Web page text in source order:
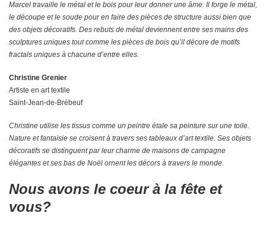
Marcel travaille le métal et le bois pour leur donner une âme. Il forge le métal,
le découpe et le soude pour en faire des pièces de structure aussi bien que
des objets décoratifs. Des rebuts de métal deviennent entre ses mains des
sculptures uniques tout comme les pièces de bois qu’il décore de motifs
fractals uniques à chacune d’entre elles.
Christine Grenier
Artiste en art textile
Saint-Jean-de-Brébeuf
Christine utilise les tissus comme un peintre étale sa peinture sur une toile.
Nature et fantaisie se croisent à travers ses tableaux d’art textile. Ses objets
décoratifs se distinguent par leur charme de maisons de campagne
élégantes et ses bas de Noël ornent les décors à travers le monde.
Nous avons le coeur à la fête et
vous?